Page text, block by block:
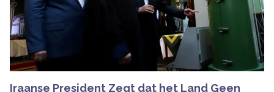
Iraanse President Zegt dat het Land Geen